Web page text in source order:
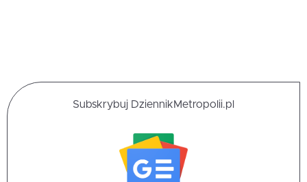
Subskrybuj DziennikMetropolii.pl